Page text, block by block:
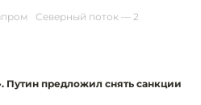
Северный поток — 2
Путин предложил снять санкции